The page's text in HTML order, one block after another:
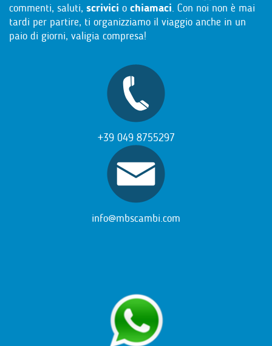
commenti, saluti, scrivici o chiamaci. Con noi non è mai
tardi per partire, ti organizziamo il viaggio anche in un
paio di giorni, valigia compresa!
+39 049 8755297
info@mbscambi.com